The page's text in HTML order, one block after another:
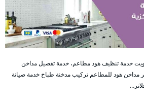
خدمة تنظيف هود مطاعم، خدمة تفصيل مداخن
مداخن هود للمطاعم تركيب مدخنة طباخ خدمة صيانة